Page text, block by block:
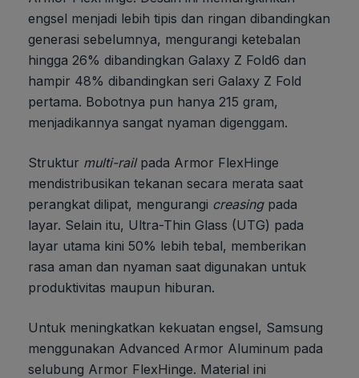
engsel menjadi lebih tipis dan ringan dibandingkan
generasi sebelumnya, mengurangi ketebalan
hingga 26% dibandingkan Galaxy Z Fold6 dan
hampir 48% dibandingkan seri Galaxy Z Fold
pertama. Bobotnya pun hanya 215 gram,
menjadikannya sangat nyaman digenggam.
Struktur multi-railpada Armor FlexHinge
mendistribusikan tekanan secara merata saat
perangkat dilipat, mengurangi creasingpada
layar. Selain itu, Ultra-Thin Glass (UTG) pada
layar utama kini 50% lebih tebal, memberikan
rasa aman dan nyaman saat digunakan untuk
produktivitas maupun hiburan.
Untuk meningkatkan kekuatan engsel, Samsung
menggunakan Advanced Armor Aluminum pada
selubung Armor FlexHinge. Material ini